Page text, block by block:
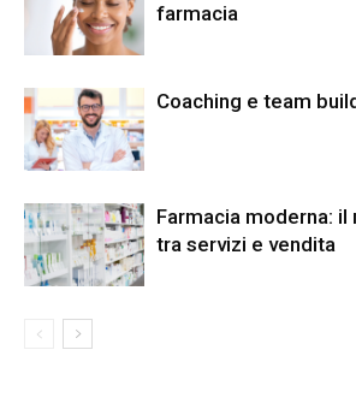
farmacia
Coaching e team
Farmacia moderna:
tra servizi e vendita